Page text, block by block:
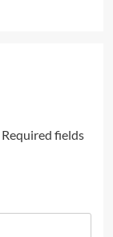
Required fields